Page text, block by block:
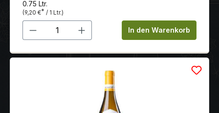
0.75 Ltr.
(9,20 €* / 1 Ltr.)
Produkt Anzahl: Gib denIn den Warenkorb